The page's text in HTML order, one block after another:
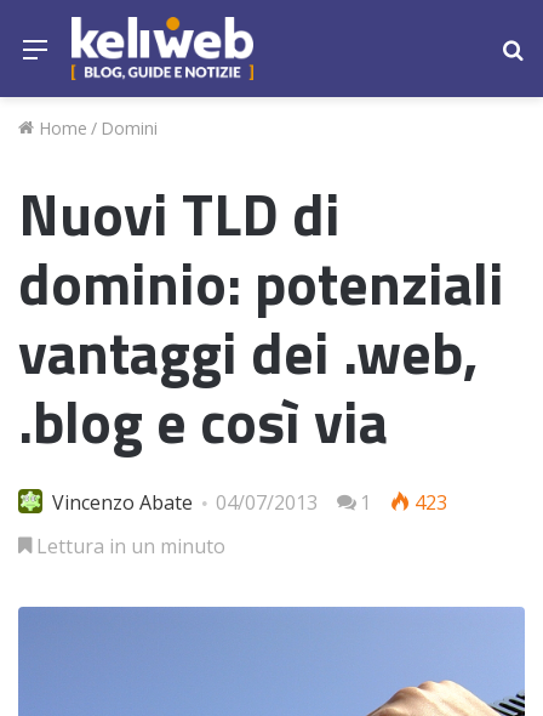
Menu
Home / Domini
Nuovi TLD di
dominio: potenziali
vantaggi dei .web,
.blog e così via
Vincenzo Abate 04/07/2013 1
423
Lettura in un minuto